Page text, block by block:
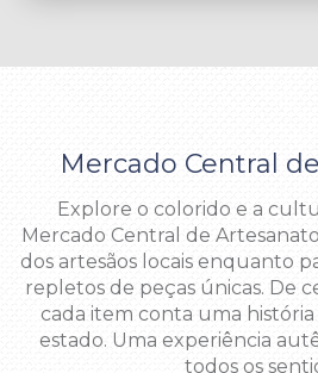
Mercado Central
Explore o colorido e a
Mercado Central de
dos artesãos locais enquanto
repletos de peças únicas. De
cada item conta uma
estado. Uma experiência
todos os